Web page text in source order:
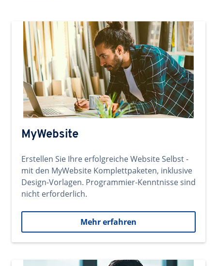
MyWebsite
Erstellen Sie Ihre erfolgreiche Website Selbst -
mit den MyWebsite Komplettpaketen, inklusive
Design-Vorlagen. Programmier-Kenntnisse sind
nicht erforderlich.
Mehr erfahren